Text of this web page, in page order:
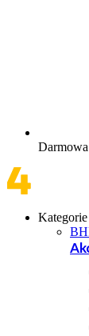
Kategorie